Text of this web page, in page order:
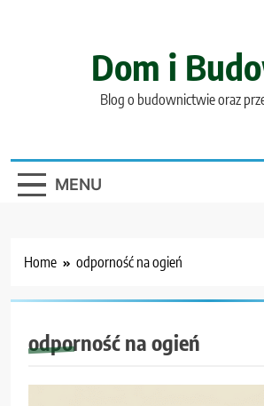
Dom i
Blog o budownictwie oraz
MENU
Home odporność na ogień
odporność na ogień